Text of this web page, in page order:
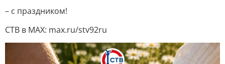
– с праздником!
СТВ в MAX: max.ru/stv92ru